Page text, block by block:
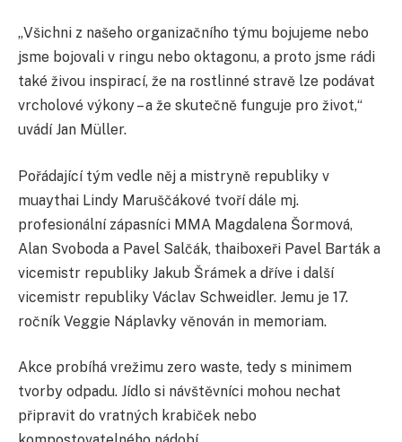
„Všichni z našeho organizačního týmu bojujeme nebo
jsme bojovali v ringu nebo oktagonu, a proto jsme rádi
také živou inspirací, že na rostlinné stravě lze podávat
vrcholové výkony – a že skutečně funguje pro život,“
uvádí Jan Müller.
Pořádající tým vedle něj a mistryně republiky v
muaythai Lindy Maruščákové tvoří dále mj.
profesionální zápasníci MMA Magdalena Šormová,
Alan Svoboda a Pavel Salčák, thaiboxeři Pavel Barták a
vicemistr republiky Jakub Šrámek a dříve i další
vicemistr republiky Václav Schweidler. Jemu je 17.
ročník Veggie Náplavky věnován in memoriam.
Akce probíhá vrežimu zero waste, tedy s minimem
tvorby odpadu. Jídlo si návštěvníci mohou nechat
připravit do vratných krabiček nebo